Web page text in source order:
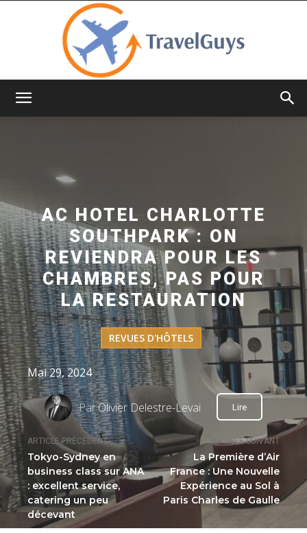
ARTICLE PRÉCÉDENT
Tokyo-Sydney en
business class sur ANA
: excellent service,
catering un peu
décevant
ARTICLE SUIVANT
La Première d’Air
France : Une Nouvelle
Expérience au Sol à
Paris Charles de Gaulle
AC HOTEL CHARLOTTE
SOUTHPARK : ON
REVIENDRA POUR LES
CHAMBRES, PAS POUR
LA RESTAURATION
REVUES D'HÔTELS
Mai 29, 2024
ParOlivier Delestre-Levai Lire